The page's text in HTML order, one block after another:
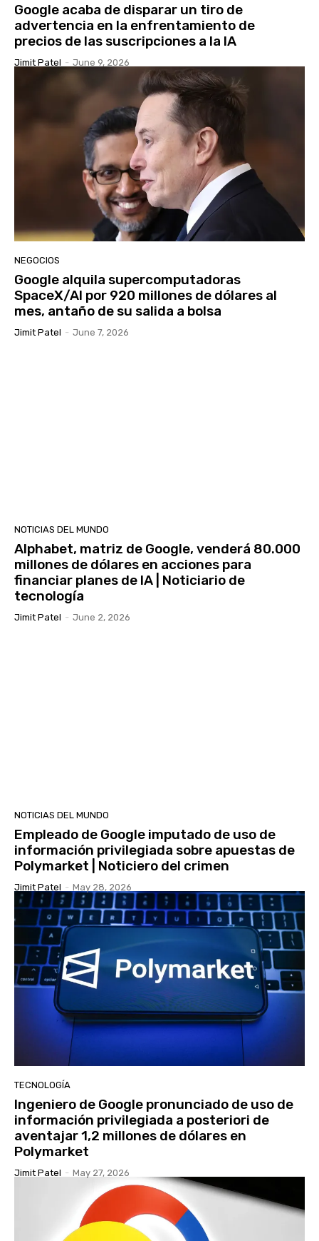
Google acaba de disparar un tiro de
advertencia en la enfrentamiento de
precios de las suscripciones a la IA
Jimit Patel - June 9, 2026
NEGOCIOS
Google alquila supercomputadoras
SpaceX/AI por 920 millones de dólares al
mes, antaño de su salida a bolsa
Jimit Patel - June 7, 2026
NOTICIAS DEL MUNDO
Alphabet, matriz de Google, venderá 80.000
millones de dólares en acciones para
financiar planes de IA | Noticiario de
tecnología
Jimit Patel - June 2, 2026
NOTICIAS DEL MUNDO
Empleado de Google imputado de uso de
información privilegiada sobre apuestas de
Polymarket | Noticiero del crimen
Jimit Patel - May 28, 2026
TECNOLOGÍA
Ingeniero de Google pronunciado de uso de
información privilegiada a posteriori de
aventajar 1,2 millones de dólares en
Polymarket
Jimit Patel - May 27, 2026